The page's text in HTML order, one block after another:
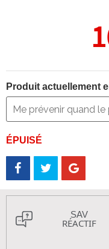
Produit actuellement
ÉPUISÉ
SAV
RÉACTIF